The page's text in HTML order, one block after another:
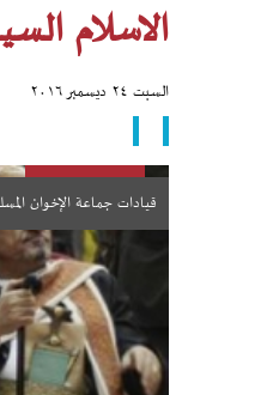
الاسلام
السبت ٢٤ ديسمبر ٢٠١٦
قيادات جماعة الإخوان